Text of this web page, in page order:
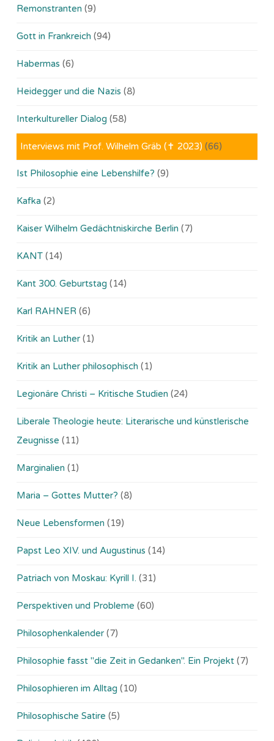
Remonstranten (9)
Gott in Frankreich (94)
Habermas (6)
Heidegger und die Nazis (8)
Interkultureller Dialog (58)
Interviews mit Prof. Wilhelm Gräb (✝ 2023) (66)
Ist Philosophie eine Lebenshilfe? (9)
Kafka (2)
Kaiser Wilhelm Gedächtniskirche Berlin (7)
KANT (14)
Kant 300. Geburtstag (14)
Karl RAHNER (6)
Kritik an Luther (1)
Kritik an Luther philosophisch (1)
Legionäre Christi – Kritische Studien (24)
Liberale Theologie heute: Literarische und künstlerische
Zeugnisse (11)
Marginalien (1)
Maria – Gottes Mutter? (8)
Neue Lebensformen (19)
Papst Leo XIV. und Augustinus (14)
Patriach von Moskau: Kyrill I. (31)
Perspektiven und Probleme (60)
Philosophenkalender (7)
Philosophie fasst "die Zeit in Gedanken". Ein Projekt (7)
Philosophieren im Alltag (10)
Philosophische Satire (5)